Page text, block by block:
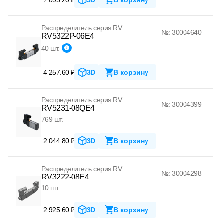
Распределитель серия RV
RV5322P-06E4 №: 30004640
40 шт.
4 257.60 ₽ 3D В корзину
Распределитель серия RV
RV5231-08QE4
№: 30004399
769 шт.
2 044.80 ₽ 3D В корзину
Распределитель серия RV
RV3222-08E4
№: 30004298
10 шт.
2 925.60 ₽ 3D В корзину